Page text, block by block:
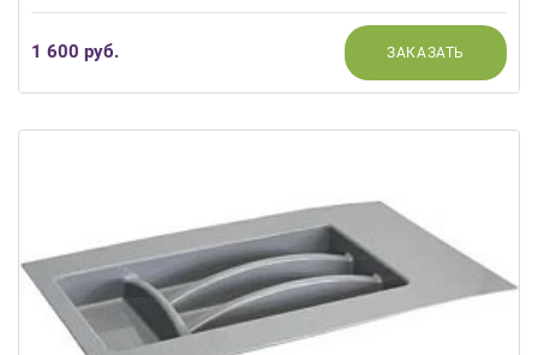
1 600 руб. ЗАКАЗАТЬ